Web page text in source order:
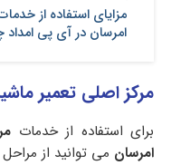
مزایای استفاده از
امرسان در آی پی
مرکز اصلی تعمیر
برای استفاده از خدمات
امرسان می توانید از مراحل